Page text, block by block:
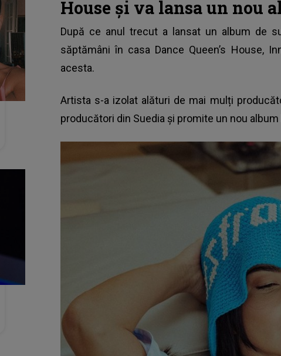
House și va lansa un nou
După ce anul trecut a lansat un album de
săptămâni în casa Dance Queen’s House,
acesta.
Artista s-a izolatalături de mai mulți
producători din Suedia și promite un nou